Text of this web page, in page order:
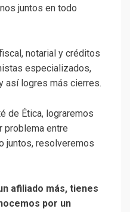
juntos en todo
notarial y créditos
especializados,
así logres más cierres.
de Ética, lograremos
problema entre
juntos, resolveremos
afiliado más, tienes
por un